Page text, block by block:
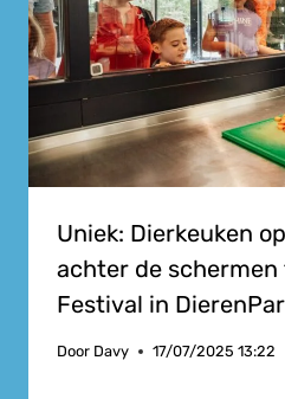
Uniek: Dierkeuken
achter de schermen
Festival in
Door Davy 17/07/2025 13:22